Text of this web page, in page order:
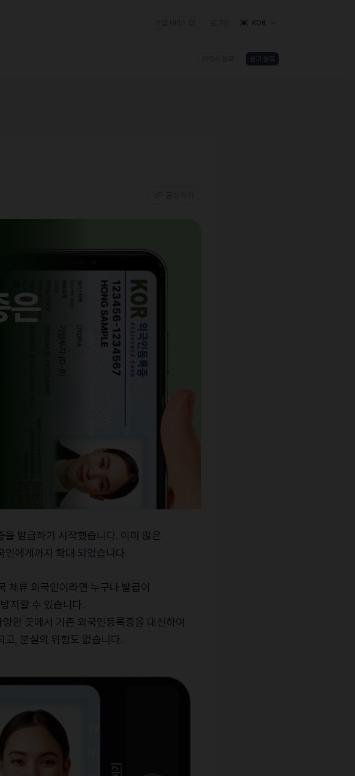
KOR
공고 등록
을 발급하기 시작했습니다. 이미 많은
인에게까지 확대 되었습니다.
체류 외국인이라면 누구나 발급이
방지할 수 있습니다.
양한 곳에서 기존 외국인등록증을 대신하여
고, 분실의 위험도 없습니다.